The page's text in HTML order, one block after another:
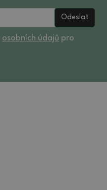
Odeslat
osobních údajů pro